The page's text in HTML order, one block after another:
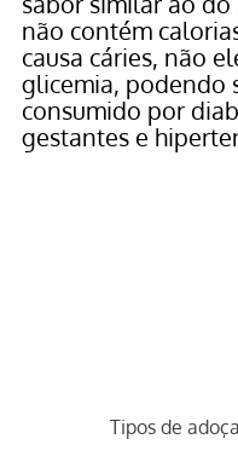
não contém
causa cáries, não
glicemia, podendo
consumido por
gestantes e
Tipos de